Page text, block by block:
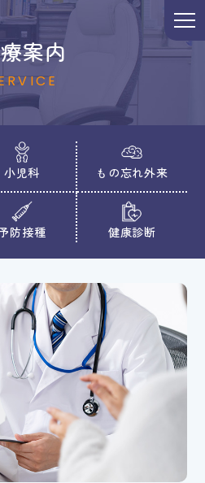
案内
小児科 もの忘れ外来
防接種 健康診断